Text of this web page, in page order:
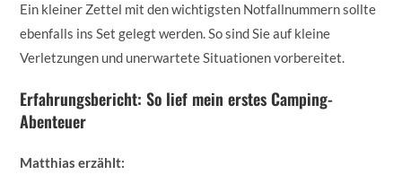
Ein kleiner Zettel mit den wichtigsten Notfallnummern sollte
ebenfalls ins Set gelegt werden. So sind Sie auf kleine
Verletzungen und unerwartete Situationen vorbereitet.
Erfahrungsbericht: So lief mein erstes Camping-
Abenteuer
Matthias erzählt: